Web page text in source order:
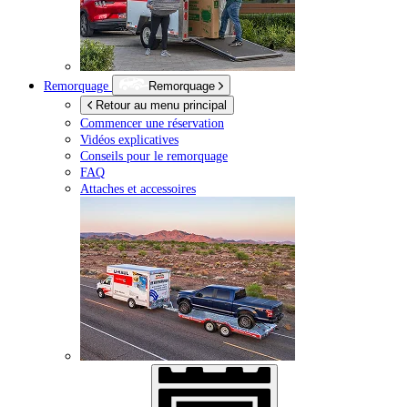
Remorquage
Remorquage
Retour au menu principal
Commencer une réservation
Vidéos explicatives
Conseils pour le remorquage
FAQ
Attaches et accessoires